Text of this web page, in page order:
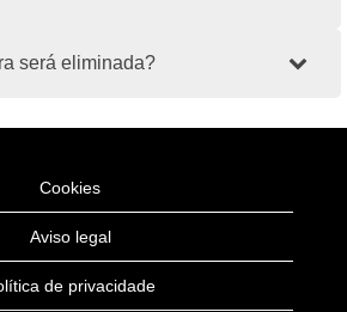
será eliminada?
Cookies
Aviso legal
de privacidade